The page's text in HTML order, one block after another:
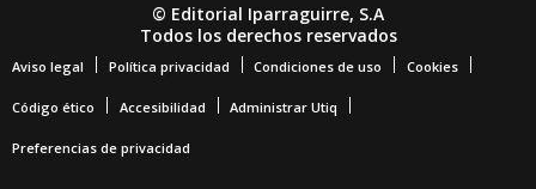
© Editorial Iparraguirre, S.A
Todos los derechos reservados
Aviso legal Política privacidad Condiciones de uso Cookies
Código ético Accesibilidad Administrar Utiq
Preferencias de privacidad